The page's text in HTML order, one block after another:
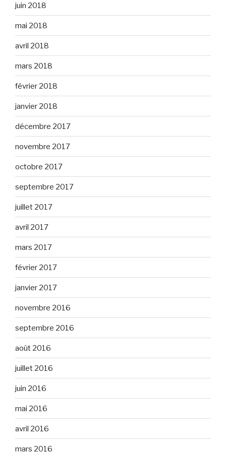
juin 2018
mai 2018
avril 2018
mars 2018
février 2018
janvier 2018
décembre 2017
novembre 2017
octobre 2017
septembre 2017
juillet 2017
avril 2017
mars 2017
février 2017
janvier 2017
novembre 2016
septembre 2016
août 2016
juillet 2016
juin 2016
mai 2016
avril 2016
mars 2016